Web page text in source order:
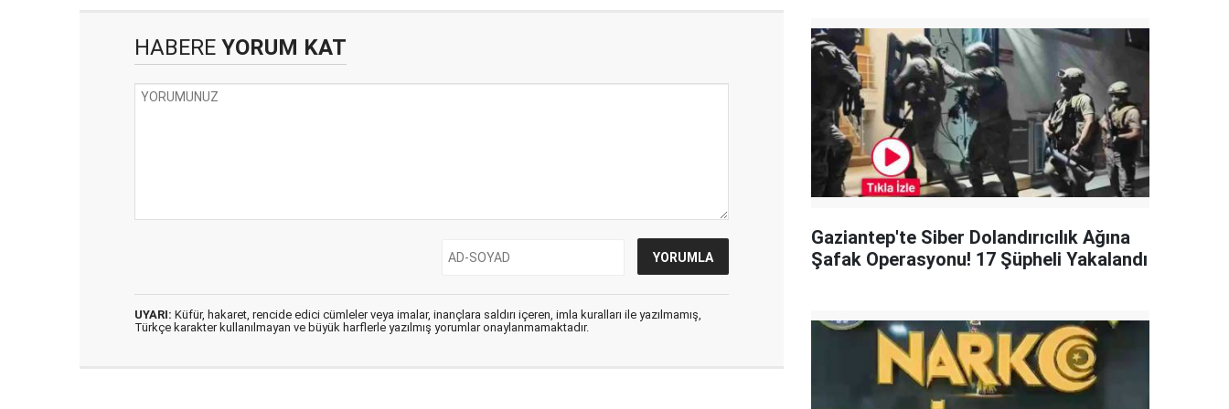
HABERE YORUM KAT
UYARI: Küfür, hakaret, rencide edici cümleler veya imalar, inançlara saldırı içeren, imla kuralları ile yazılmamış,
Türkçe karakter kullanılmayan ve büyük harflerle yazılmış yorumlar onaylanmamaktadır.
Gaziantep'te Siber Dolandırıcılık Ağına
Şafak Operasyonu! 17 Şüpheli Yakalandı